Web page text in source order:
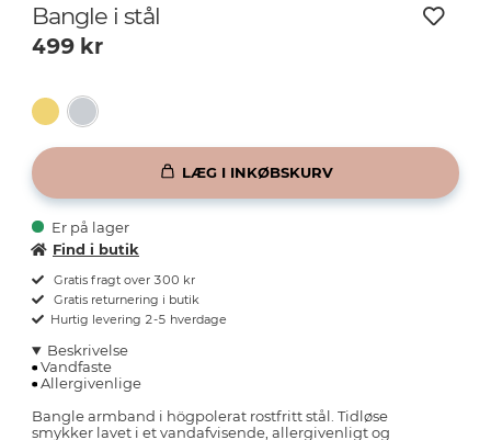
Bangle i stål
499 kr
LÆG I INKØBSKURV
Er på lager
Find i butik
Gratis fragt over 300 kr
Gratis returnering i butik
Hurtig levering 2-5 hverdage
Beskrivelse
Vandfaste
Allergivenlige
Bangle armband i högpolerat rostfritt stål. Tidløse
smykker lavet i et vandafvisende, allergivenligt og